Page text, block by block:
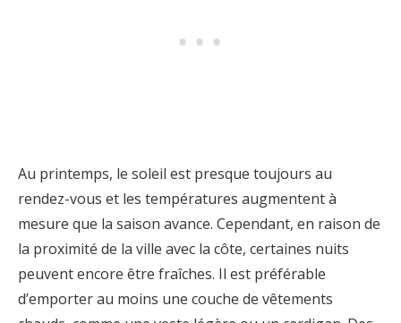
Au printemps, le soleil est presque toujours au
rendez-vous et les températures augmentent à
mesure que la saison avance. Cependant, en raison de
la proximité de la ville avec la côte, certaines nuits
peuvent encore être fraîches. Il est préférable
d’emporter au moins une couche de vêtements